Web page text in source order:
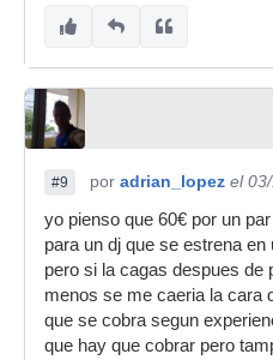
#9 por adrian_lopez el
yo pienso que 60€ por un
para un dj que se estrena
pero si la cagas despues de
menos se me caeria la cara
que se cobra segun
que hay que cobrar pero